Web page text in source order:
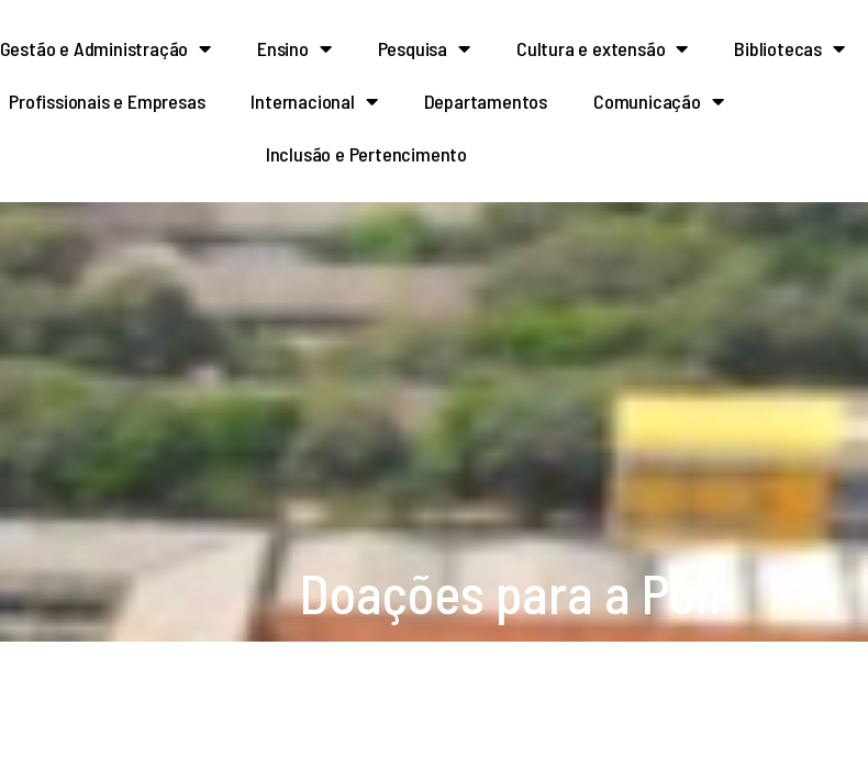
Gestão e Administração Ensino Pesquisa Cultura e extensão Bibliotecas
Profissionais e Empresas Internacional Departamentos Comunicação
Inclusão e Pertencimento
Doações para a Poli